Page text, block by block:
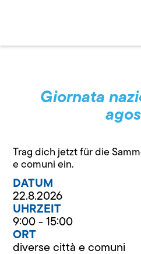
Giornata
Trag dich jetzt für die
e comuni ein.
DATUM
22.8.2026
UHRZEIT
9:00 - 15:00
ORT
diverse città e comuni